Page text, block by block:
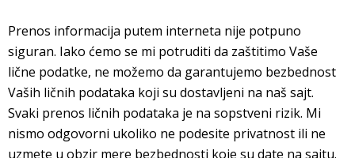
Prenos informacija putem interneta nije potpuno
siguran. Iako ćemo se mi potruditi da zaštitimo Vaše
lične podatke, ne možemo da garantujemo bezbednost
Vaših ličnih podataka koji su dostavljeni na naš sajt.
Svaki prenos ličnih podataka je na sopstveni rizik. Mi
nismo odgovorni ukoliko ne podesite privatnost ili ne
uzmete u obzir mere bezbednosti koje su date na sajtu.